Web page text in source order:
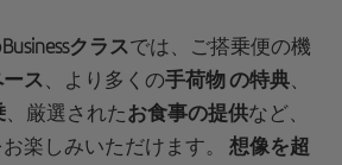
Businessクラスでは、ご搭乗便の機
ス 、より多くの手荷物 の特典
、厳選されたお食事の提供など、
楽しみいただけます。 想像を超